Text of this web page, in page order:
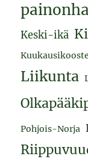
Keski-ikä
Kuukausikooste
Liikunta
Pohjois-Norja